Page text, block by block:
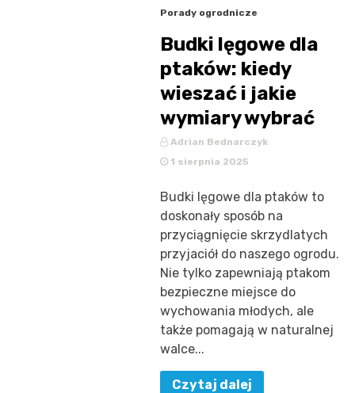
Porady ogrodnicze
Budki lęgowe dla
ptaków: kiedy
wieszać i jakie
wymiary wybrać
Adrian Bednarczyk
1 sierpnia 2025
Budki lęgowe dla ptaków to
doskonały sposób na
przyciągnięcie skrzydlatych
przyjaciół do naszego ogrodu.
Nie tylko zapewniają ptakom
bezpieczne miejsce do
wychowania młodych, ale
także pomagają w naturalnej
walce...
Czytaj dalej